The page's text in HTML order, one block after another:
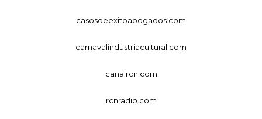
casosdeexitoabogados.com
carnavalindustriacultural.com
canalrcn.com
rcnradio.com